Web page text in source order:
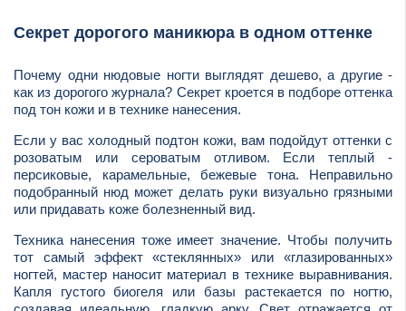
Секрет дорогого маникюра в одном оттенке
Почему одни нюдовые ногти выглядят дешево, а другие -
как из дорогого журнала? Секрет кроется в подборе оттенка
под тон кожи и в технике нанесения.
Если у вас холодный подтон кожи, вам подойдут оттенки с
розоватым или сероватым отливом. Если теплый -
персиковые, карамельные, бежевые тона. Неправильно
подобранный нюд может делать руки визуально грязными
или придавать коже болезненный вид.
Техника нанесения тоже имеет значение. Чтобы получить
тот самый эффект «стеклянных» или «глазированных»
ногтей, мастер наносит материал в технике выравнивания.
Капля густого биогеля или базы растекается по ногтю,